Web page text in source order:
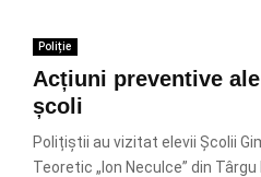
Poliție
Acțiuni preventive
școli
Polițiștii au vizitat elevii Școlii
Teoretic „Ion Neculce” din